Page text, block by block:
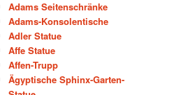
Adams Seitenschränke
Adams-Konsolentische
Adler Statue
Affe Statue
Affen-Trupp
Ägyptische Sphinx-Garten-